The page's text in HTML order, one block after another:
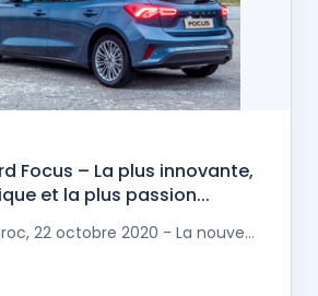
Focus – La plus innovante,
et la plus passion...
22 octobre 2020 - La nouve...